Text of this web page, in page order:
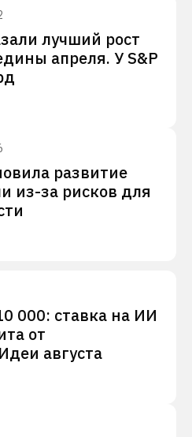
лучший рост
апреля. У S&P
развитие
из-за рисков для
000: ставка на ИИ
от
августа